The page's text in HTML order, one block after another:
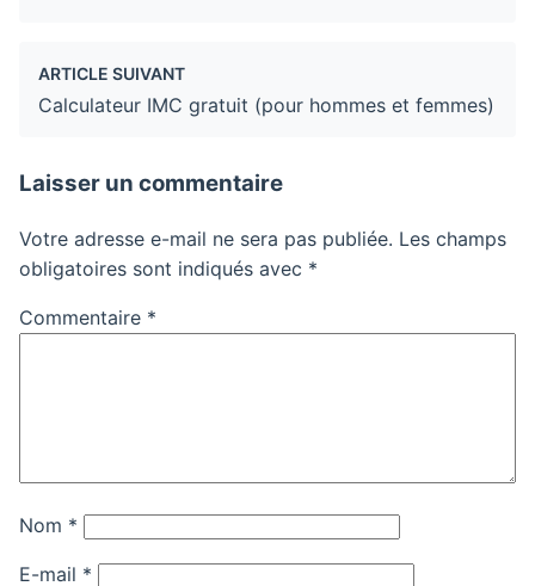
ARTICLE SUIVANT
Calculateur IMC gratuit (pour hommes et femmes)
Laisser un commentaire
Votre adresse e-mail ne sera pas publiée. Les champs
obligatoires sont indiqués avec *
Commentaire *
Nom *
E-mail *